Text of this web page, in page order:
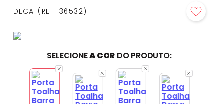
DECA REF: 36532
SELECIONEA COR DO PRODUTO: